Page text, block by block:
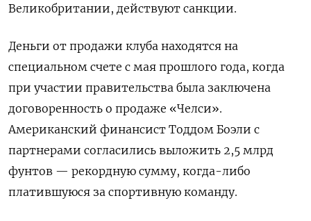
Великобритании, действуют санкции.
Деньги от продажи клуба находятся на
специальном счете с мая прошлого года, когда
при участии правительства была заключена
договоренность о продаже «Челси».
Американский финансист Тоддом Боэли с
партнерами согласились выложить 2,5 млрд
фунтов — рекордную сумму, когда-либо
платившуюся за спортивную команду.